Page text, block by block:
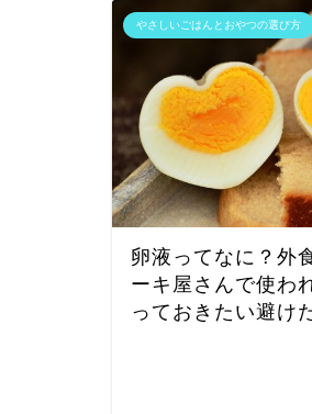
やさしいごはんとおやつの選び方
卵液ってなに？外
ーキ屋さんで使わ
っておきたい避け